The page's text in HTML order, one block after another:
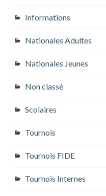
Informations
Nationales Adultes
Nationales Jeunes
Non classé
Scolaires
Tournois
Tournois FIDE
Tournois Internes